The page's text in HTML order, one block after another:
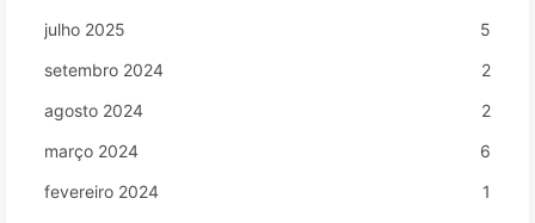
julho 2025
5
setembro 2024
2
agosto 2024
2
março 2024
6
fevereiro 2024
1